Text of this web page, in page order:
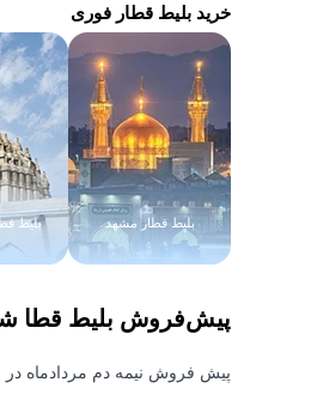
خرید بلیط قطار فوری
بلیط قطار مشهد بلیط
پیش‌فروش بلیط قطا
پیش فروش نیمه دم مردادماه